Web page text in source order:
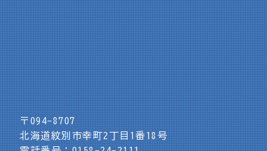
〒094-8707
北海道紋別市幸町2丁目1番18号